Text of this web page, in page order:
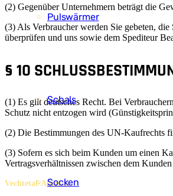
Pulswärmer
Schals
Socken
(2) Gegenüber Unternehmern beträgt die
(3) Als Verbraucher werden Sie gebeten,
überprüfen und uns sowie dem Spediteur
§ 10
(1) Es gilt deutsches Recht. Bei
Schutz nicht entzogen wird
(2) Die Bestimmungen des UN-Kaufrechts
(3) Sofern es sich beim Kunden um einen
Vertragsverhältnissen zwischen dem
Vechtetal-Alpakas